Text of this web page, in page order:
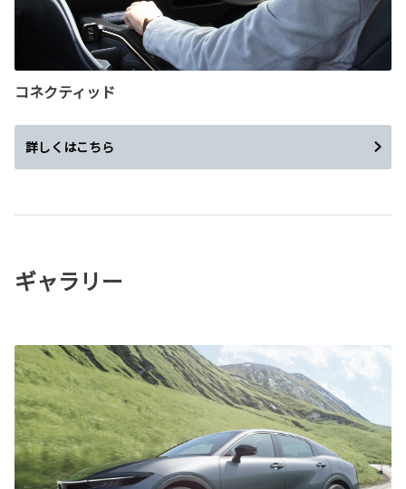
コネクティッド
詳しくはこちら
ギャラリー